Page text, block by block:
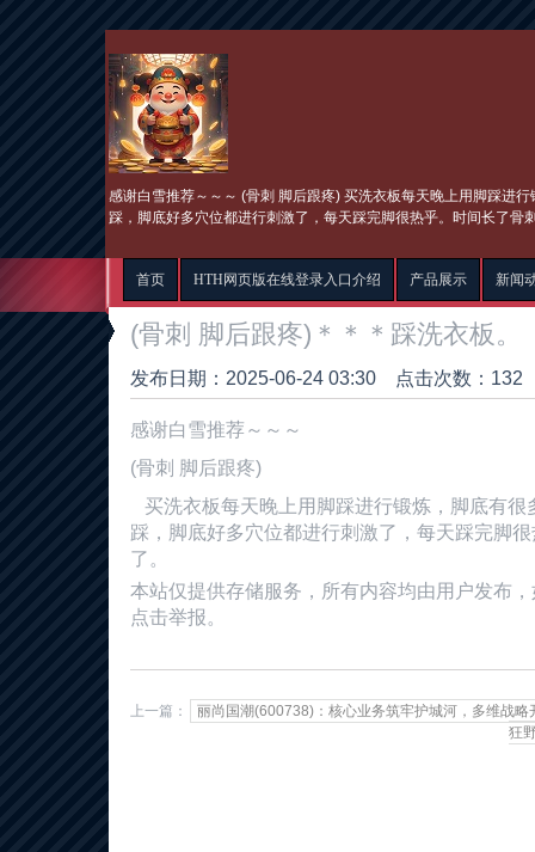
感谢白雪推荐～～～ (骨刺 脚后跟疼) 买洗衣板每天晚上用脚踩进
踩，脚底好多穴位都进行刺激了，每天踩完脚很热乎。时间长了骨
首页 HTH网页版在线登录入口介绍 产品展示 新闻
(骨刺 脚后跟疼)＊＊＊踩洗衣板。
发布日期：2025-06-24 03:30 点击次数：132
​感谢白雪推荐～～～
(骨刺 脚后跟疼)
买洗衣板每天晚上用脚踩进行锻炼，脚底有很
踩，脚底好多穴位都进行刺激了，每天踩完脚
了。
本站仅提供存储服务，所有内容均由用户发布
点击举报。
上一篇：
丽尚国潮(600738)：核心业务筑牢护城河，多维战略
狂